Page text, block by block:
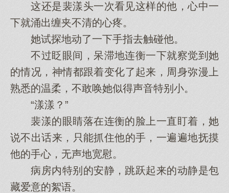
这还是裴漾头一次看见这样的他，心中一
下就涌出缠夹不清的心疼。
她试探地动了一下手指去触碰他。
不过眨眼间，呆滞地连衡一下就察觉到她
的情况，神情都跟着变化了起来，周身弥漫上
熟悉的温柔，不敢唤她似得声音特别小。
“漾漾？”
裴漾的眼睛落在连衡的脸上一直盯着，她
说不出话来，只能抓住他的手，一遍遍地抚摸
他的手心，无声地宽慰。
病房内特别的安静，跳跃起来的动静是包
藏爱意的絮语。